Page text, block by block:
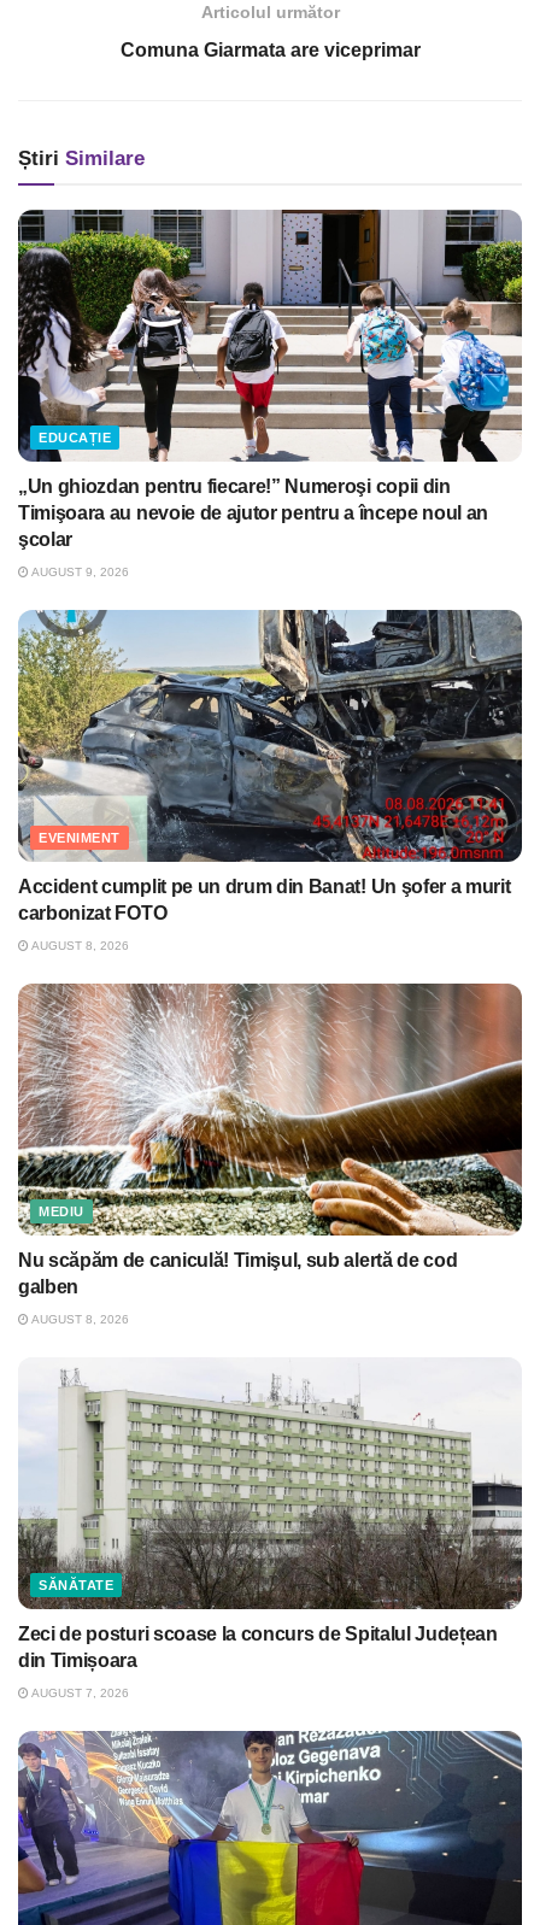
Articolul următor
Comuna Giarmata are viceprimar
Știri Similare
EDUCAȚIE
„Un ghiozdan pentru fiecare!” Numeroşi copii din
Timişoara au nevoie de ajutor pentru a începe noul an
şcolar
AUGUST 9, 2026
EVENIMENT
Accident cumplit pe un drum din Banat! Un şofer a murit
carbonizat FOTO
AUGUST 8, 2026
MEDIU
Nu scăpăm de caniculă! Timişul, sub alertă de cod
galben
AUGUST 8, 2026
SĂNĂTATE
Zeci de posturi scoase la concurs de Spitalul Județean
din Timișoara
AUGUST 7, 2026